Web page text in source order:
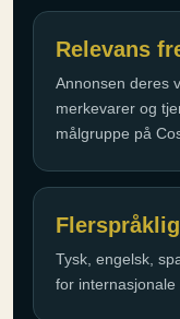
Relevans
Annonsen deres
merkevarer og
målgruppe på
Tysk, engelsk,
for internasjonale